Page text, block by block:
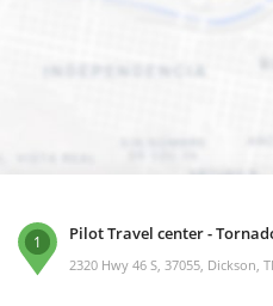
1 Pilot Travel center -
2320 Hwy 46 S, 37055, Dickson,